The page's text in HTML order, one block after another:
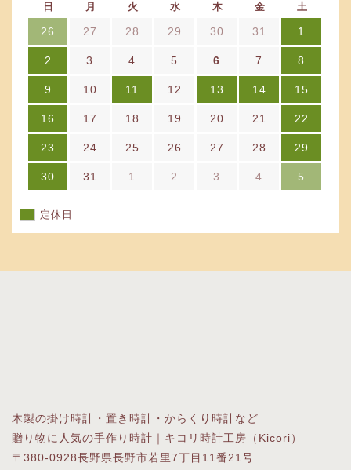
日 月 火 水 木 金 土
26 27 28 29 30 31 1
2 3 4 5 6 7 8
9 10 11 12 13 14 15
16 17 18 19 20 21 22
23 24 25 26 27 28 29
30 31 1 2 3 4 5
定休日
木製の掛け時計・置き時計・からくり時計など
贈り物に人気の手作り時計｜キコリ時計工房（Kicori）
〒380-0928長野県長野市若里7丁目11番21号